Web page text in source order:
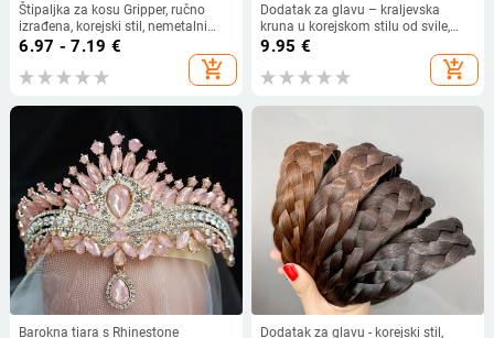
Štipaljka za kosu Gripper, ručno
izrađena, korejski stil, nemetalni
materijal, za žene, zima 2024
6.97 - 7.19 €
add_shopping_cart
Dodatak za glavu – kraljevska
kruna u korejskom stilu od svile,
ručna izrada, ametistni kristal,
9.95 €
add_shopping_cart
Barokna tiara s Rhinestone
Dodatak za glavu - korejski stil,